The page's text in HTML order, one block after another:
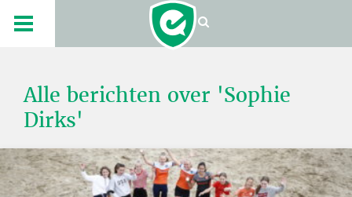
Alle berichten over 'Sophie
Dirks'